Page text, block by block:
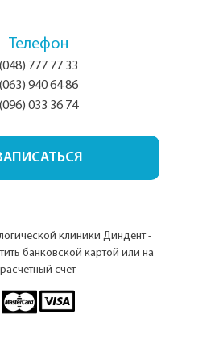
Телефон
(048) 777 77 33
клиники Диндент -
банковской картой или на
расчетный счет
(096) 033 36 74
(063) 940 64 86